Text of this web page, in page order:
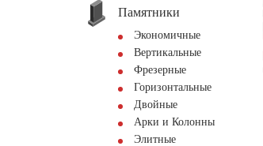
Памятники
Экономичные
Вертикальные
Фрезерные
Горизонтальные
Двойные
Арки и Колонны
Элитные